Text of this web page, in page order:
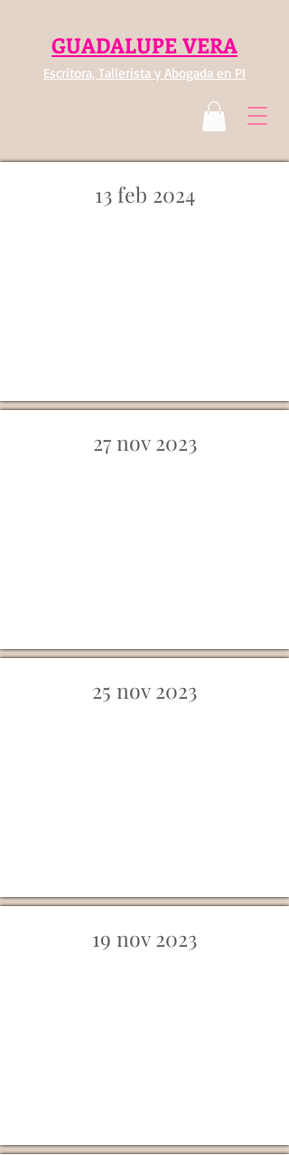
GUADALUPE VERA
Escritora, Tallerista y Abogada en PI
13 feb 2024
27 nov 2023
25 nov 2023
19 nov 2023